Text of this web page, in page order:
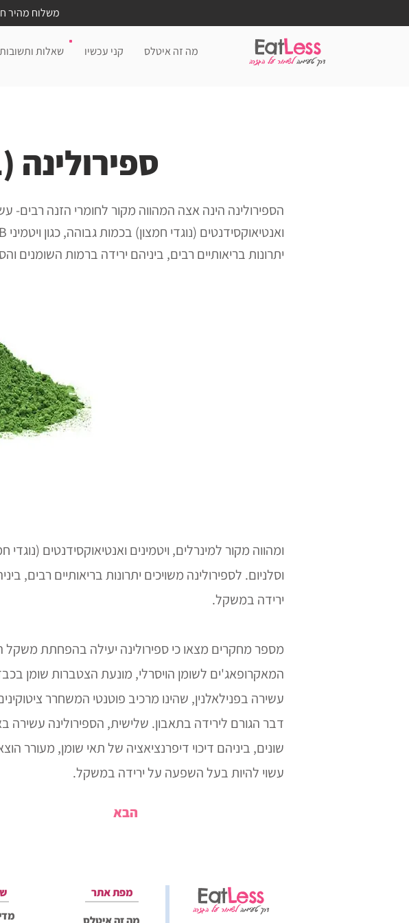
משלוח מהיר
מה זה איטלס קני עכשיו שאלות ותשובות
דרך טעימהלשמור על הגזרה
EatLess
הספירולינה הינה אצה המהווה מקור לחומרי הזנה רבים-
יתרונות בריאותיים רבים, ביניהם ירידה ברמות השומנים
וסלניום. לספירולינה משויכים יתרונות בריאותיים רבים,
ירידה במשקל.
מספר מחקרים מצאו כי ספירולינה יעילה בהפחתת משקל
המאקרופאג'ים לשומן הויסרלי, מונעת הצטברות שומן
עשירה בפנילאלנין, שהינו מרכיב פוטנטי המשחרר
דבר הגורם לירידה בתאבון. שלישית, הספירולינה עשירה
שונים, ביניהם דיכוי דיפרנציאציה של תאי שומן, מעורר
עשוי להיות בעל השפעה על ירידה במשקל.
הבא
מפת אתר
דרך טעימהלשמור על הגזרה
EatLess